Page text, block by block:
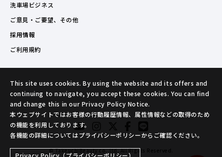
洗車場ビジネス
ご意見・ご要望、その他
採用情報
ご利用規約
© TakeuchiBeauty co.,ltd. All Rights Reserved.
This site uses cookies. By using the website and its offers and
continuing to navigate, you accept these cookies. You can find
and change this in our Privacy Policy Notice.
本ウェブサイトではお客様の行動履歴情報、属性情報などの取得のため
の機能を利用しております。
各機能の詳細についてはプライバシーポリシーからご確認ください。
Privacy Policy（プライバシーポリシー）